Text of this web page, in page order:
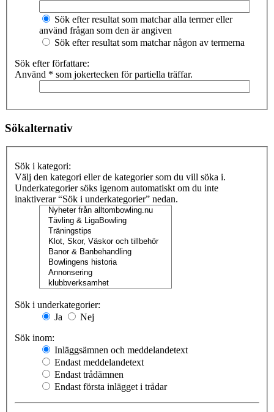
Sök efter resultat som matchar alla termer eller
använd frågan som den är angiven
Sök efter resultat som matchar någon av termerna
Sök efter författare:
Använd * som jokertecken för partiella träffar.
Sökalternativ
Sök i kategori:
Välj den kategori eller de kategorier som du vill söka i.
Underkategorier söks igenom automatiskt om du inte
inaktiverar “Sök i underkategorier” nedan.
Sök i underkategorier:
Ja
Nej
Sök inom:
Inläggsämnen och meddelandetext
Endast meddelandetext
Endast trådämnen
Endast första inlägget i trådar